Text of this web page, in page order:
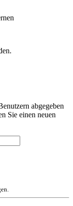
abgegeben
Sie einen neuen